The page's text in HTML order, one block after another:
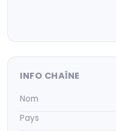
INFO CHAÎNE
Nom
Pays